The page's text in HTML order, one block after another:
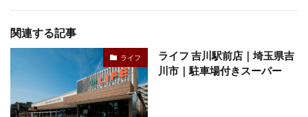
関連する記事
ライフ
ライフ 吉川駅前店｜埼玉県吉
川市｜駐車場付きスーパー